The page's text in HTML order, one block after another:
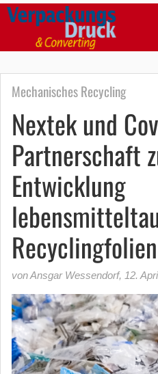
Mechanisches Recycling
Nextek und
Partnerschaft
Entwicklung
Recyclingfolien
von Ansgar Wessendorf, 12.